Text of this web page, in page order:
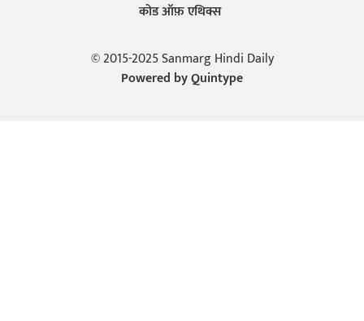
कोड ऑफ़ एथिक्स
© 2015-2025 Sanmarg Hindi Daily
Powered byQuintype